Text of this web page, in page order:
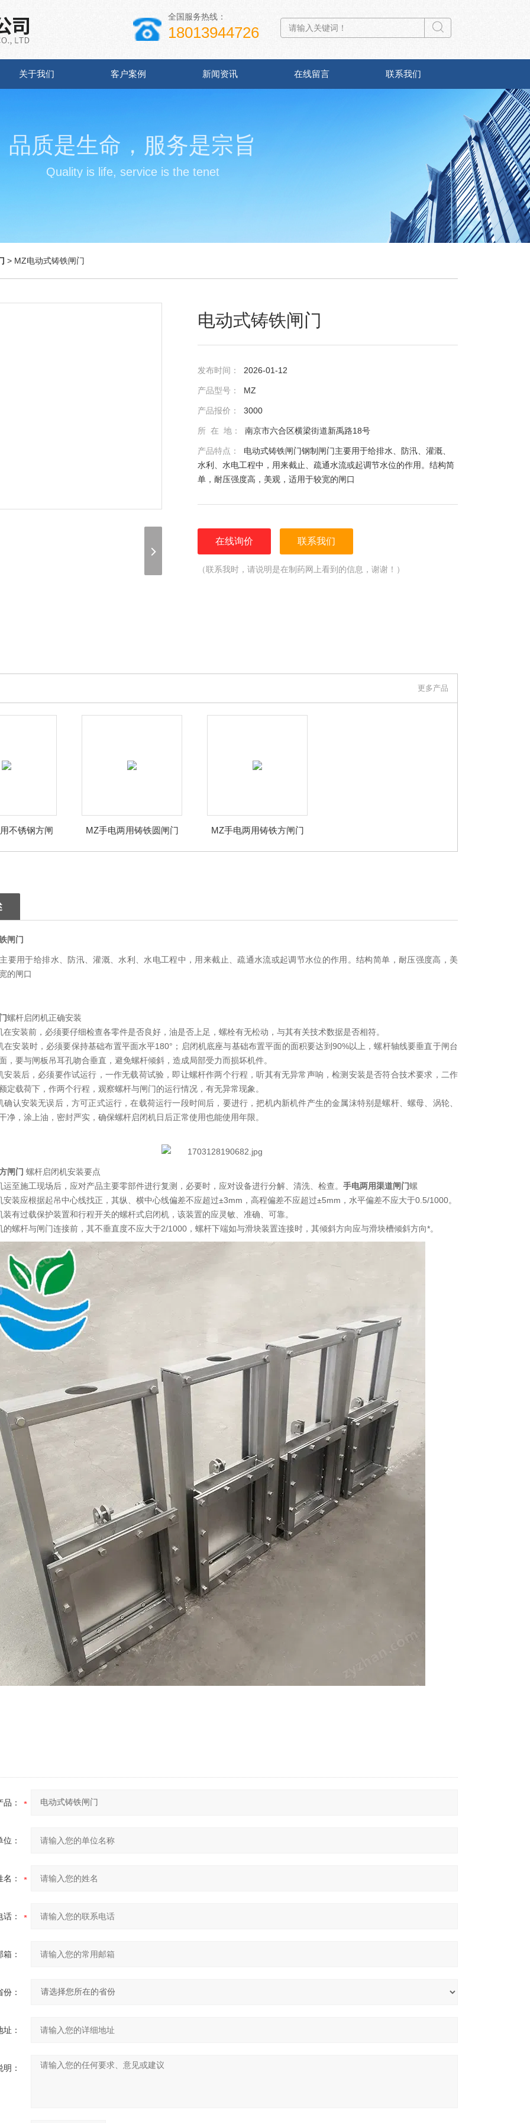
全国服务热线：
18013944726
关于我们 客户案例 新闻资讯 在线留言 联系我们
品质是生命，服务是宗旨
Quality is life, service is the tenet
> MZ电动式铸铁闸门
电动式铸铁闸门
发布时间： 2026-01-12
产品型号： MZ
产品报价： 3000
所 在 地： 南京市六合区横梁街道新禹路18号
产品特点： 电动式铸铁闸门钢制闸门主要用于给排水、防汛、灌溉、
水利、水电工程中，用来截止、疏通水流或起调节水位的作用。结构简
单，耐压强度高，美观，适用于较宽的闸口
在线询价 联系我们
（联系我时，请说明是在制药网上看到的信息，谢谢！）
更多产品
不锈钢方闸
MZ手电两用铸铁圆闸门 MZ手电两用铸铁方闸门
闸门
要用于给排水、防汛、灌溉、水利、水电工程中，用来截止、疏通水流或起调节水位的作用。结构简单，耐压强度高，美
的闸口
螺杆启闭机正确安装
在安装前，必须要仔细检查各零件是否良好，油是否上足，螺栓有无松动，与其有关技术数据是否相符。
在安装时，必须要保持基础布置平面水平180°；启闭机底座与基础布置平面的面积要达到90%以上，螺杆轴线要垂直于闸台
，要与闸板吊耳孔吻合垂直，避免螺杆倾斜，造成局部受力而损坏机件。
安装后，必须要作试运行，一作无载荷试验，即让螺杆作两个行程，听其有无异常声响，检测安装是否符合技术要求，二作
定载荷下，作两个行程，观察螺杆与闸门的运行情况，有无异常现象。
确认安装无误后，方可正式运行，在载荷运行一段时间后，要进行，把机内新机件产生的金属沫特别是螺杆、螺母、涡轮、
净，涂上油，密封严实，确保螺杆启闭机日后正常使用也能使用年限。
闸门 螺杆启闭机安装要点
运至施工现场后，应对产品主要零部件进行复测，必要时，应对设备进行分解、清洗、检查。 手电两用渠道闸门螺
安装应根据起吊中心线找正，其纵、横中心线偏差不应超过±3mm，高程偏差不应超过±5mm，水平偏差不应大于0.5/1000。
装有过载保护装置和行程开关的螺杆式启闭机，该装置的应灵敏、准确、可靠。
的螺杆与闸门连接前，其不垂直度不应大于2/1000，螺杆下端如与滑块装置连接时，其倾斜方向应与滑块槽倾斜方向*。
品：
：
：
：
：
份：
：
：